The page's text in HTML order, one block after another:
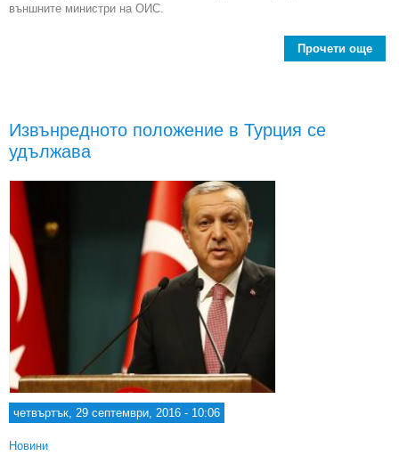
външните министри на ОИС.
Прочети още
Извънредното положение в Турция се
удължава
четвъртък, 29 септември, 2016 - 10:06
Новини